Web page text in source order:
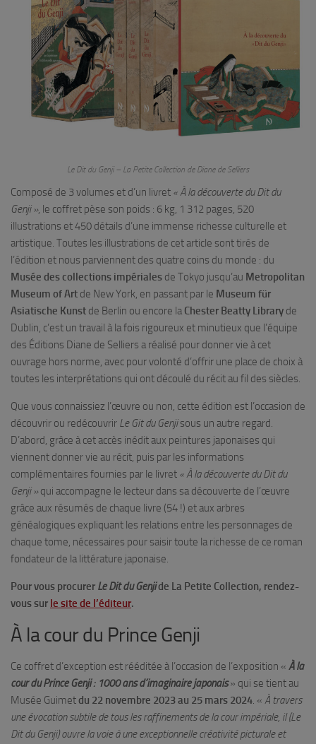
Le Dit du Genji – La Petite Collection de Diane de Selliers
Composé de 3 volumes et d’un livret « À la découverte du Dit du
Genji », le coffret pèse son poids : 6 kg, 1 312 pages, 520
illustrations et 450 détails d’une immense richesse culturelle et
artistique. Toutes les illustrations de cet article sont tirés de
l’édition et nous parviennent des quatre coins du monde : du
Musée des collections impériales de Tokyo jusqu’au Metropolitan
Museum of Art de New York, en passant par le Museum für
Asiatische Kunst de Berlin ou encore la Chester Beatty Library de
Dublin, c’est un travail à la fois rigoureux et minutieux que l’équipe
des Éditions Diane de Selliers a réalisé pour donner vie à cet
ouvrage hors norme, avec pour volonté d’offrir une place de choix à
toutes les interprétations qui ont découlé du récit au fil des siècles.
Que vous connaissiez l’œuvre ou non, cette édition est l’occasion de
découvrir ou redécouvrir Le Git du Genjisous un autre regard.
D’abord, grâce à cet accès inédit aux peintures japonaises qui
viennent donner vie au récit, puis par les informations
complémentaires fournies par le livret « À la découverte du Dit du
Genji »qui accompagne le lecteur dans sa découverte de l’œuvre
grâce aux résumés de chaque livre (54 !) et aux arbres
généalogiques expliquant les relations entre les personnages de
chaque tome, nécessaires pour saisir toute la richesse de ce roman
fondateur de la littérature japonaise.
Pour vous procurer Le Dit du Genjide La Petite Collection, rendez-
vous sur le site de l’éditeur.
À la cour du Prince Genji
Ce coffret d’exception est rééditée à l’occasion de l’exposition « À la
cour du Prince Genji : 1000 ans d’imaginaire japonais» qui se tient au
Musée Guimetdu 22 novembre 2023 au 25 mars 2024. « À travers
une évocation subtile de tous les raffinements de la cour impériale, il (Le
Dit du Genji) ouvre la voie à une exceptionnelle créativité picturale et